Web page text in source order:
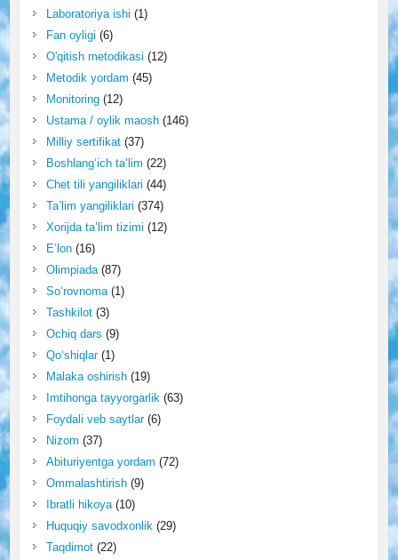
Laboratoriya ishi (1)
Fan oyligi (6)
O'qitish metodikasi (12)
Metodik yordam (45)
Monitoring(12)
Ustama / oylik maosh(146)
Milliy sertifikat(37)
Boshlang‘ich ta’lim (22)
Chet tili yangiliklari (44)
Ta’lim yangiliklari (374)
Xorijda ta’lim tizimi (12)
E’lon(16)
Olimpiada(87)
So‘rovnoma(1)
Tashkilot(3)
Ochiq dars (9)
Qo‘shiqlar(1)
Malaka oshirish(19)
Imtihonga tayyorgarlik (63)
Foydali veb saytlar(6)
Nizom (37)
Abituriyentga yordam (72)
Ommalashtirish(9)
Ibratli hikoya(10)
Huquqiy savodxonlik (29)
Taqdimot(22)